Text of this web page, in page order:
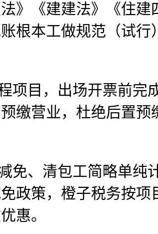
《建建法》《住建
根本工做规范（试行
目，出场开票前完
缴营业，杜绝后置
、清包工简略单纯计
政策，橙子税务按
惠。